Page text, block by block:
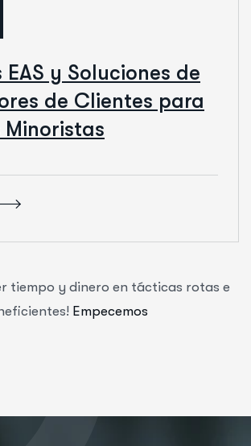
y Soluciones de
de Clientes para
Minoristas
tiempo y dinero en tácticas rotas e
Empecemos